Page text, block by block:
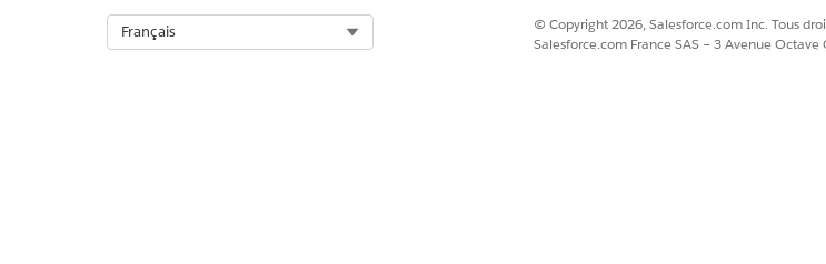
d’ensemble d’autorisations à attribuer aux utilisateurs selon leur rôle.
Français
© Copyright 2026, Salesforce.com Inc. Tous
Salesforce.com France SAS – 3 Avenue Octave